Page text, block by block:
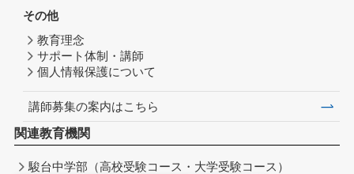
その他
教育理念
サポート体制・講師
個人情報保護について
講師募集の案内はこちら
関連教育機関
駿台中学部（高校受験コース・大学受験コース）